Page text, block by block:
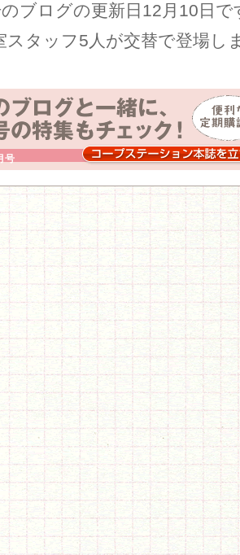
ブログの更新日12月10日で
スタッフ5人が交替で登場し
号